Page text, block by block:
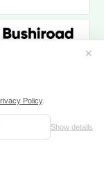
Policy.
Show details
✕